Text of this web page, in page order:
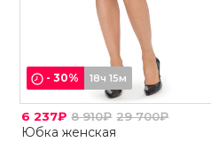
-30% 18ч 15м
6 237₽ 8 910₽ 29 700₽
Юбка женская